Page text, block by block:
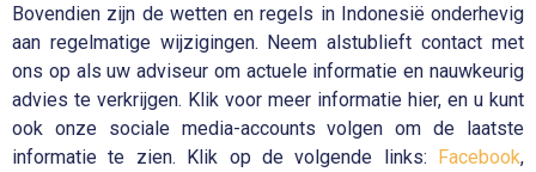
Bovendien zijn de wetten en regels in Indonesië onderhevig
aan regelmatige wijzigingen. Neem alstublieft contact met
ons op als uw adviseur om actuele informatie en nauwkeurig
advies te verkrijgen. Klik voor meer informatie hier, en u kunt
ook onze sociale media-accounts volgen om de laatste
informatie te zien. Klik op de volgende links: Facebook,